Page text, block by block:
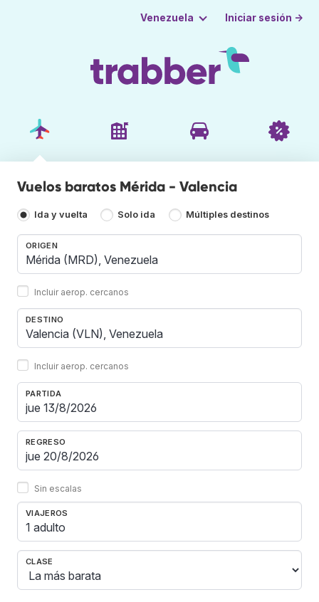
Venezuela Iniciar sesión →
Vuelos baratos Mérida - Valencia
Ida y vuelta Solo ida Múltiples destinos
ORIGEN
Incluir aerop. cercanos
DESTINO
Incluir aerop. cercanos
PARTIDA
REGRESO
Sin escalas
VIAJEROS
1 adulto
CLASE